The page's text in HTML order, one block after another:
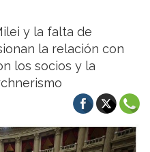
y la falta de
la relación con
los socios y la